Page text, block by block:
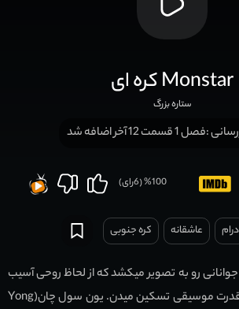
کره ای Monstar
ستاره بزرگ
:فصل 1 قسمت 12 آخر اضافه شد
100
% (
6رای)
درام عاشقانه کره جنوبی
رو به تصویر میکشد که از لحاظ روحی آسیب
دیدن و خودشون رو با قدرت موسیقی تسکین میدن. یون سول چان(Yong